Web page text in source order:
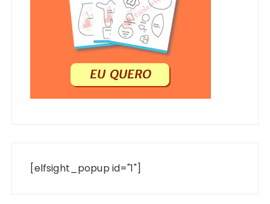
[elfsight_popup id="1"]